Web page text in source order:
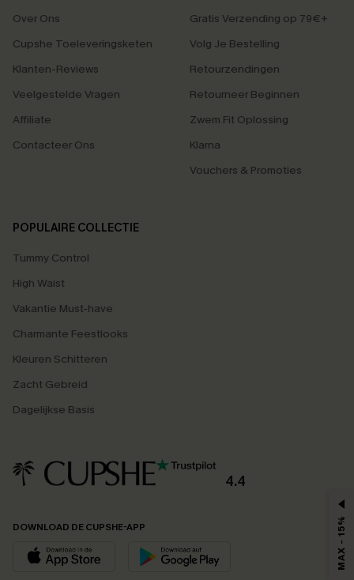
Over Ons
Cupshe Toeleveringsketen
Klanten-Reviews
Veelgestelde Vragen
Affiliate
Contacteer Ons
Gratis Verzending op 79€+
Volg Je Bestelling
Retourzendingen
Retourneer Beginnen
Zwem Fit Oplossing
Klarna
Vouchers & Promoties
POPULAIRE COLLECTIE
Tummy Control
High Waist
Vakantie Must-have
Charmante Feestlooks
Kleuren Schitteren
Zacht Gebreid
Dagelijkse Basis
4.4
DOWNLOAD DE CUPSHE-APP MAX - 15%